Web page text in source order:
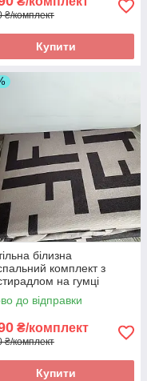
₴/комплект
Купити
білизна
комплект з
на гумці
постільна
з фланелі розмір
до відправки
₴/комплект
₴/комплект
Купити